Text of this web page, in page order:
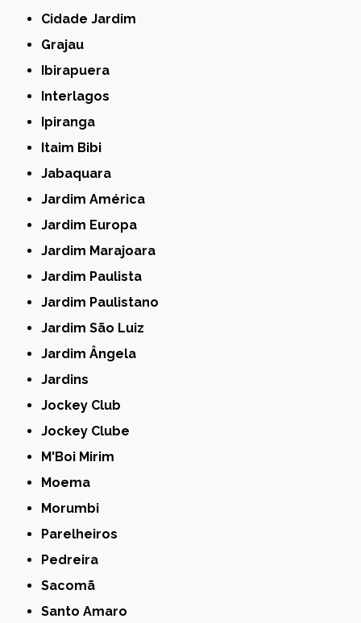
Cidade Jardim
Grajau
Ibirapuera
Interlagos
Ipiranga
Itaim Bibi
Jabaquara
Jardim América
Jardim Europa
Jardim Marajoara
Jardim Paulista
Jardim Paulistano
Jardim São Luiz
Jardim Ângela
Jardins
Jockey Club
Jockey Clube
M'Boi Mirim
Moema
Morumbi
Parelheiros
Pedreira
Sacomã
Santo Amaro